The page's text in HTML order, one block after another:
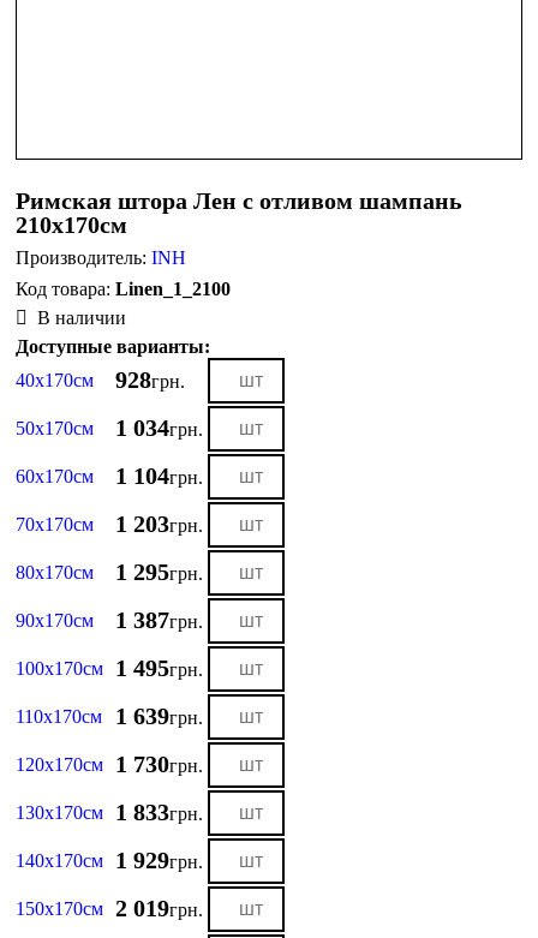
Римская штора Лен с отливом шампань
210х170см
Производитель:INH
Linen_1_2100
В наличии
Доступные варианты:
40х170см
928грн.
50х170см 1 034грн.
60х170см 1 104грн.
70х170см 1 203грн.
80х170см 1 295грн.
90х170см 1 387грн.
100х170см 1 495грн.
110х170см 1 639грн.
120х170см 1 730грн.
130х170см 1 833грн.
140х170см 1 929грн.
150х170см 2 019грн.